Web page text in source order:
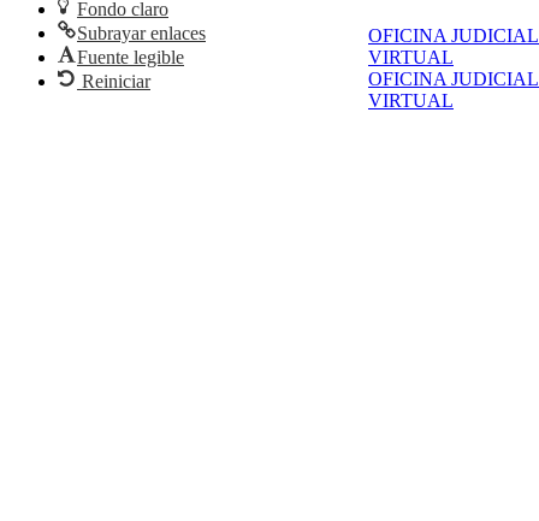
OFICINA JUDICIAL
VIRTUAL
OFICINA JUDICIAL
VIRTUAL
Fondo claro
Subrayar enlaces
Fuente legible
Reiniciar